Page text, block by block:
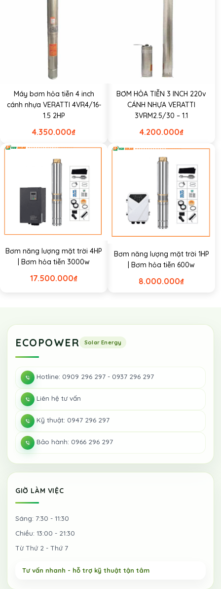
Máy bơm hỏa tiễn 4 inch
cánh nhựa VERATTI 4VR4/16-
1.5 2HP
₫
4.350.000
BƠM HỎA TIỄN 3 INCH 220v
CÁNH NHỰA VERATTI
3VRM2.5/30 – 1.1
₫
4.200.000
Bơm năng lượng mặt trời 4HP
| Bơm hỏa tiễn 3000w
₫
17.500.000
Bơm năng lượng mặt trời 1HP
| Bơm hỏa tiễn 600w
₫
8.000.000
ECOPOWER
Hotline: 0909 296 297 - 0937 296 297
Liên hệ tư vấn
Kỹ thuật: 0947 296 297
Bảo hành: 0966 296 297
GIỜ LÀM VIỆC
Sáng: 7:30 - 11:30
Chiều: 13:00 - 21:30
Từ Thứ 2 - Thứ 7